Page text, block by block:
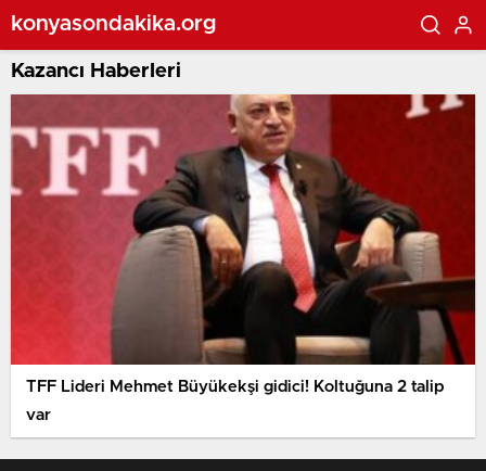
konyasondakika.org
Kazancı Haberleri
TFF Lideri Mehmet Büyükekşi gidici! Koltuğuna 2 talip
var